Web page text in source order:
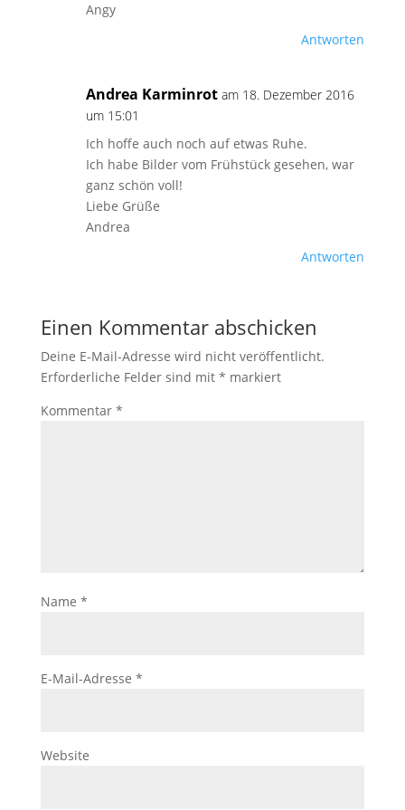
Angy
Antworten
Andrea Karminrot am 18. Dezember 2016
um 15:01
Ich hoffe auch noch auf etwas Ruhe.
Ich habe Bilder vom Frühstück gesehen, war
ganz schön voll!
Liebe Grüße
Andrea
Antworten
Einen Kommentar abschicken
Deine E-Mail-Adresse wird nicht veröffentlicht.
Erforderliche Felder sind mit * markiert
Kommentar *
Name *
E-Mail-Adresse *
Website